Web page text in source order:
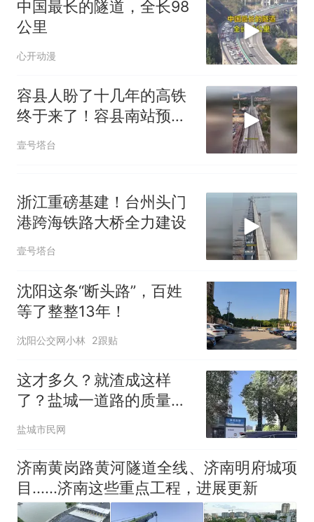
间创作“悬浮字” 网友：真·裸眼
“不想干了特提出辞职”，疑
似南京大学数院院长辞职信流
传，院方回应：喻良教授已卸
任院长一职，不清楚辞职信来
源；曾用手绘图做头像
中国最长的隧道，全长98
公里
心开动漫
容县人盼了十几年的高铁
终于来了！容县南站预计
年底通车
壹号塔台
浙江重磅基建！台州头门
港跨海铁路大桥全力建设
壹号塔台
沈阳这条“断头路”，百姓
等了整整13年！
沈阳公交网小林 2跟贴
这才多久？就渣成这样
了？盐城一道路的质量让
人直甩头
盐城市民网
济南黄岗路黄河隧道全线、济南明府城项
目......济南这些重点工程，进展更新